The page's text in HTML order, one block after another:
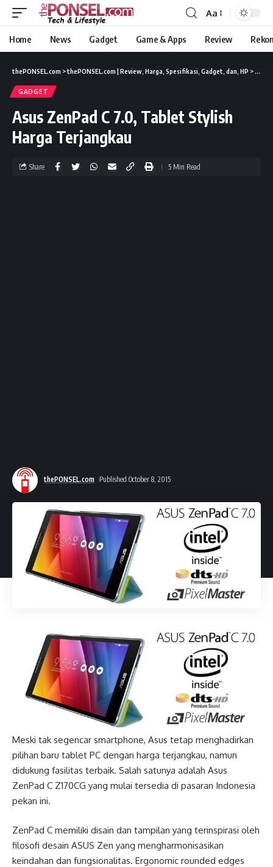
Aa
Home News Gadget Game & Apps Review
thePONSEL.com >thePONSEL.com | Review, Harga, Spesifikasi, Gadget, dan, HP >
GADGET
Asus ZenPad C 7.0, Tablet Stylish
Harga Terjangkau
thePONSEL.com Published October 8, 2015
Share 5 Min Read
Meski tak segencar smartphone, Asus tetap menghadirkan
pilihan baru tablet PC dengan harga terjangkau, namun
didukung fasilitas terbaik. Salah satunya adalah Asus
ZenPad C Z170CG yang mulai tersedia di pasaran Indonesia
pekan ini.
ZenPad C memiliki disain dan tampilan yang terinspirasi oleh
filosofi desain ASUS Zen yang mengharmonisasikan
keindahan dan fungsionalitas. Ergonomic rounded edges